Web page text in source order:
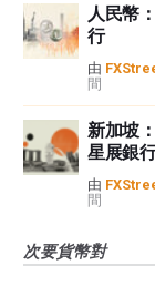
人民幣
行
由
間
新加坡
星展銀
由
間
次要貨幣對